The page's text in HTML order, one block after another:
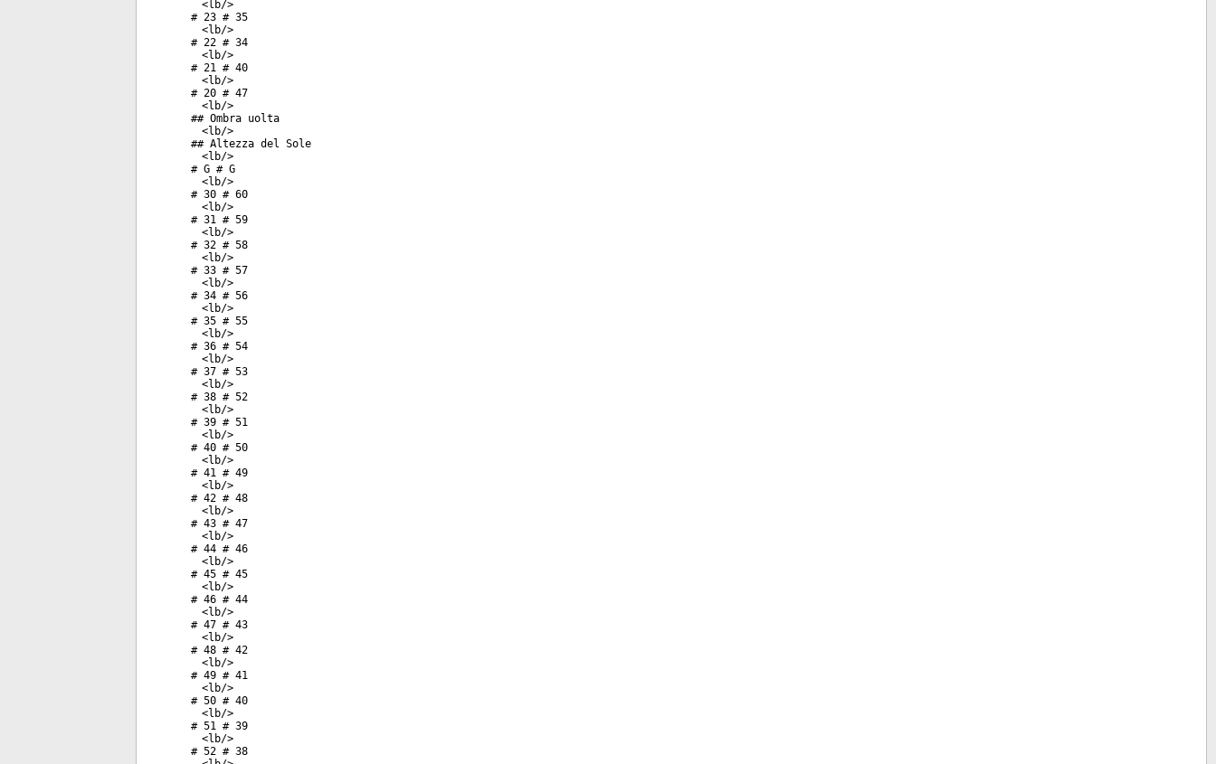
<lb/>
# 23 # 35
<lb/>
# 22 # 34
<lb/>
# 21 # 40
<lb/>
# 20 # 47
<lb/>
## Ombra uolta
<lb/>
## Altezza del Sole
<lb/>
# G # G
<lb/>
# 30 # 60
<lb/>
# 31 # 59
<lb/>
# 32 # 58
<lb/>
# 33 # 57
<lb/>
# 34 # 56
<lb/>
# 35 # 55
<lb/>
# 36 # 54
<lb/>
# 37 # 53
<lb/>
# 38 # 52
<lb/>
# 39 # 51
<lb/>
# 40 # 50
<lb/>
# 41 # 49
<lb/>
# 42 # 48
<lb/>
# 43 # 47
<lb/>
# 44 # 46
<lb/>
# 45 # 45
<lb/>
# 46 # 44
<lb/>
# 47 # 43
<lb/>
# 48 # 42
<lb/>
# 49 # 41
<lb/>
# 50 # 40
<lb/>
# 51 # 39
<lb/>
# 52 # 38